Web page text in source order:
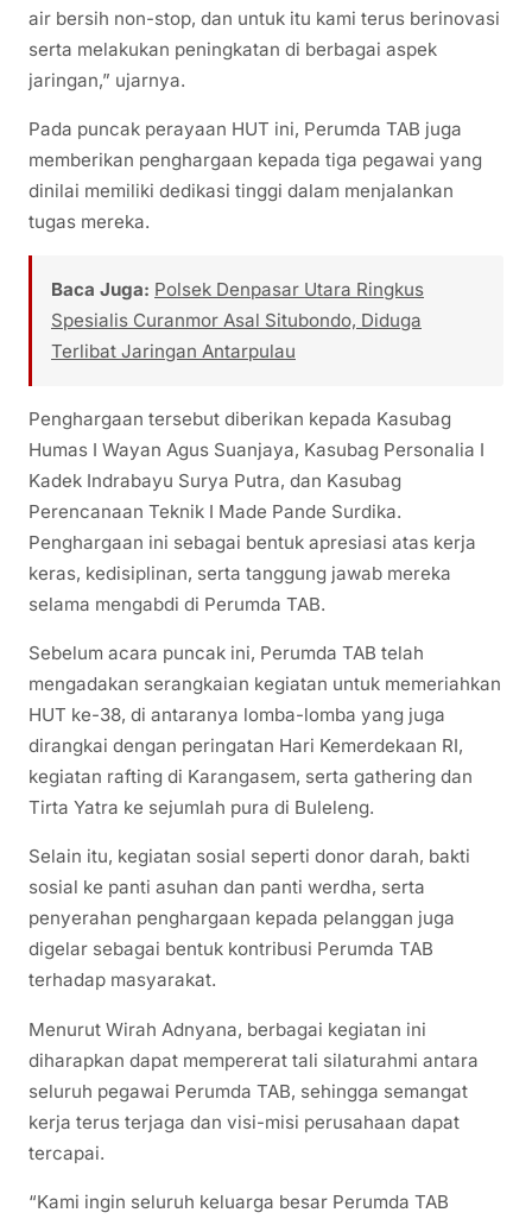
air bersih non-stop, dan untuk itu kami terus berinovasi
serta melakukan peningkatan di berbagai aspek
jaringan,” ujarnya.
Pada puncak perayaan HUT ini, Perumda TAB juga
memberikan penghargaan kepada tiga pegawai yang
dinilai memiliki dedikasi tinggi dalam menjalankan
tugas mereka.
Baca Juga: Polsek Denpasar Utara Ringkus
Spesialis Curanmor Asal Situbondo, Diduga
Terlibat Jaringan Antarpulau
Penghargaan tersebut diberikan kepada Kasubag
Humas I Wayan Agus Suanjaya, Kasubag Personalia I
Kadek Indrabayu Surya Putra, dan Kasubag
Perencanaan Teknik I Made Pande Surdika.
Penghargaan ini sebagai bentuk apresiasi atas kerja
keras, kedisiplinan, serta tanggung jawab mereka
selama mengabdi di Perumda TAB.
Sebelum acara puncak ini, Perumda TAB telah
mengadakan serangkaian kegiatan untuk memeriahkan
HUT ke-38, di antaranya lomba-lomba yang juga
dirangkai dengan peringatan Hari Kemerdekaan RI,
kegiatan rafting di Karangasem, serta gathering dan
Tirta Yatra ke sejumlah pura di Buleleng.
Selain itu, kegiatan sosial seperti donor darah, bakti
sosial ke panti asuhan dan panti werdha, serta
penyerahan penghargaan kepada pelanggan juga
digelar sebagai bentuk kontribusi Perumda TAB
terhadap masyarakat.
Menurut Wirah Adnyana, berbagai kegiatan ini
diharapkan dapat mempererat tali silaturahmi antara
seluruh pegawai Perumda TAB, sehingga semangat
kerja terus terjaga dan visi-misi perusahaan dapat
tercapai.
“Kami ingin seluruh keluarga besar Perumda TAB